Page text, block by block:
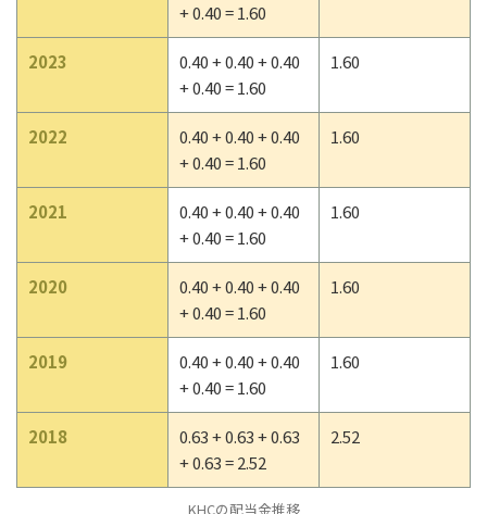
+ 0.40 = 1.60
2023
0.40 + 0.40 + 0.40
+ 0.40 = 1.60
1.60
2022
0.40 + 0.40 + 0.40
+ 0.40 = 1.60
1.60
2021
0.40 + 0.40 + 0.40
+ 0.40 = 1.60
1.60
2020
0.40 + 0.40 + 0.40
+ 0.40 = 1.60
1.60
2019
0.40 + 0.40 + 0.40
+ 0.40 = 1.60
1.60
2018
0.63 + 0.63 + 0.63
+ 0.63 = 2.52
2.52
KHCの配当金推移